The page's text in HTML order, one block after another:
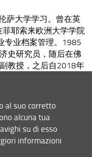
萨大学学习。曾在英
菲耶索来欧洲大学学院
专业档案管理。1985
史研究员，随后在佛
教授，之后自2018年
院校开展相关课程和
史研究》杂
Impresarial”《企业和
是“Quaderni
《意大利中央银行
“Passato e
al suo corretto
alcuna tua
su di esso
informazioni